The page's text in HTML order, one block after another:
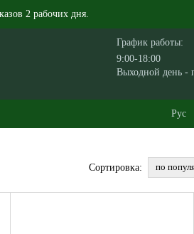
2 рабочих дня.
График работы:
9:00-18:00
Выходной день -
Рус
Сортировка: по